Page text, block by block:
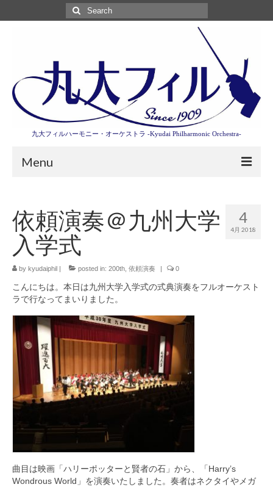
Search
for:
九大フィルハーモニー・オーケストラ -Kyudai Philharmonic Orchestra-
Menu
演奏会情報
卒業記念演奏会2027
九大フィルとは
九大フィルの歴史
ご寄付のお願い
演奏会の歴史
出張演奏
九大フィル特集ページ
4
4月 2018
依頼演奏＠九州大学
入学式
by kyudaiphil posted in: 200th 依頼演奏 0
こんにちは。本日は九州大学入学式の式典演奏をフルオーケスト
ラで行なってまいりました。
曲目は映画「ハリーポッターと賢者の石」から、「Harry’s
Wondrous World」を演奏いたしました。奏者はネクタイやメガ